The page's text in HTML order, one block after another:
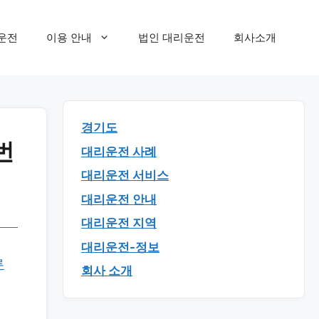
전 이용 안내 법인 대리운전 회사소개
경기도
대리운전 사례
대리운전 서비스
대리운전 안내
대리운전 지역
대리운전-정보
회사 소개